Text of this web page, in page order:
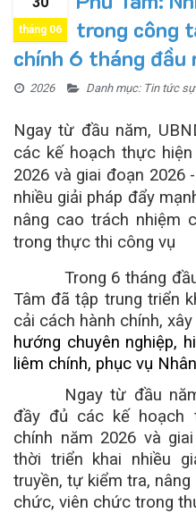
tháng 06
trong công
chính 6 tháng đầu
2026 Danh mục: Tin tức
Ngay từ đầu năm,
các kế hoạch thực
2026 và giai đoạn 2026
nhiều giải pháp đẩy
nâng cao trách nhiệm
trong thực thi công vụ
Trong 6 tháng
Tâm đã tập trung triển
cải cách hành chính,
hướng chuyên nghiệp,
liêm chính, phục vụ
Ngay từ đầu
đầy đủ các kế hoạch
chính năm 2026 và
thời triển khai nhiều
truyền, tự kiểm tra,
chức, viên chức trong